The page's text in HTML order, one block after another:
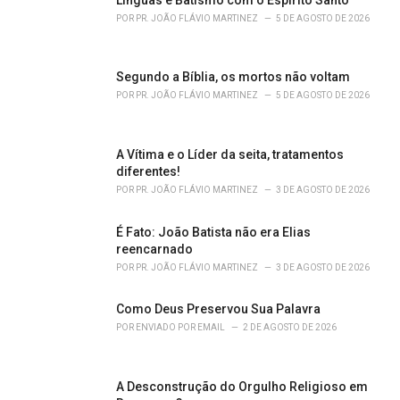
POR PR. JOÃO FLÁVIO MARTINEZ 5 DE AGOSTO DE 2026
Segundo a Bíblia, os mortos não voltam
POR PR. JOÃO FLÁVIO MARTINEZ 5 DE AGOSTO DE 2026
A Vítima e o Líder da seita, tratamentos
diferentes!
POR PR. JOÃO FLÁVIO MARTINEZ 3 DE AGOSTO DE 2026
É Fato: João Batista não era Elias
reencarnado
POR PR. JOÃO FLÁVIO MARTINEZ 3 DE AGOSTO DE 2026
Como Deus Preservou Sua Palavra
POR ENVIADO POR EMAIL 2 DE AGOSTO DE 2026
A Desconstrução do Orgulho Religioso em